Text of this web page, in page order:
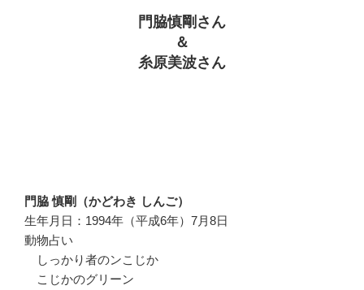
門脇慎剛さん
＆
糸原美波さん
門脇 慎剛（かどわき しんご）
生年月日：1994年（平成6年）7月8日
動物占い
しっかり者のンこじか
こじかのグリーン